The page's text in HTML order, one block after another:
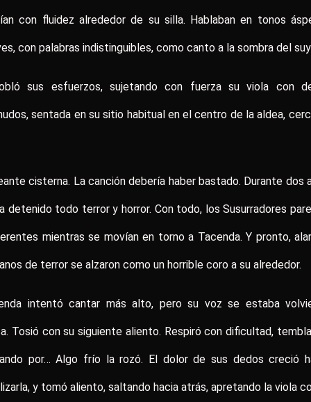
con fluidez alrededor de su silla. Hablaban en tonos
con palabras indistinguibles, como canto a la sombra del
sus esfuerzos, sujetando con fuerza su viola con
sentada en su sitio habitual en el centro de la aldea,
cisterna. La canción debería haber bastado. Durante dos
detenido todo terror y horror. Con todo, los Susurradores
mientras se movían en torno a Tacenda. Y pronto,
de terror se alzaron como un horrible coro a su alrededor.
intentó cantar más alto, pero su voz se estaba
Tosió con su siguiente aliento. Respiró con dificultad,
por… Algo frío la rozó. El dolor de sus dedos creció
y tomó aliento, saltando hacia atrás, apretando la viola